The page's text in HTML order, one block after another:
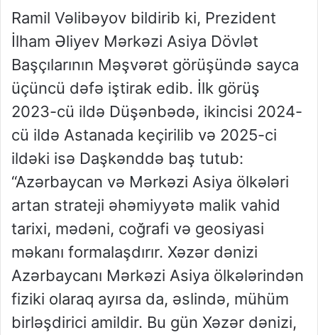
Ramil Vəlibəyov bildirib ki, Prezident
İlham Əliyev Mərkəzi Asiya Dövlət
Başçılarının Məşvərət görüşündə sayca
üçüncü dəfə iştirak edib. İlk görüş
2023-cü ildə Düşənbədə, ikincisi 2024-
cü ildə Astanada keçirilib və 2025-ci
ildəki isə Daşkənddə baş tutub:
“Azərbaycan və Mərkəzi Asiya ölkələri
artan strateji əhəmiyyətə malik vahid
tarixi, mədəni, coğrafi və geosiyasi
məkanı formalaşdırır. Xəzər dənizi
Azərbaycanı Mərkəzi Asiya ölkələrindən
fiziki olaraq ayırsa da, əslində, mühüm
birləşdirici amildir. Bu gün Xəzər dənizi,